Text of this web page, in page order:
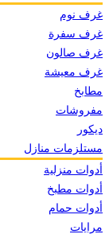
غرف نوم
غرف سفرة
غرف صالون
غرف معيشة
مطابخ
مفروشات
ديكور
مستلزمات منازل
أدوات منزلية
أدوات مطبخ
أدوات حمام
مرايات